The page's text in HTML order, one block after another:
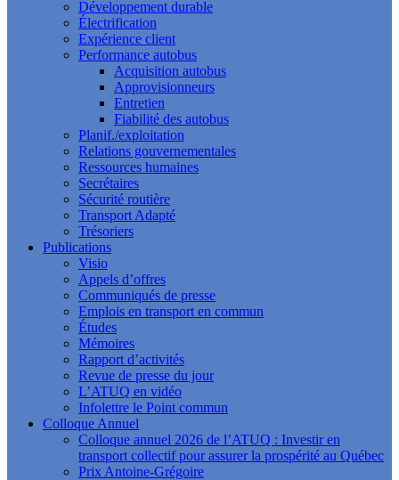
Développement durable
Électrification
Expérience client
Performance autobus
Acquisition autobus
Approvisionneurs
Entretien
Fiabilité des autobus
Planif./exploitation
Relations gouvernementales
Ressources humaines
Secrétaires
Sécurité routière
Transport Adapté
Trésoriers
Publications
Visio
Appels d’offres
Communiqués de presse
Emplois en transport en commun
Études
Mémoires
Rapport d’activités
Revue de presse du jour
L’ATUQ en vidéo
Infolettre le Point commun
Colloque Annuel
Colloque annuel 2026 de l’ATUQ : Investir en
transport collectif pour assurer la prospérité au Québec
Prix Antoine-Grégoire